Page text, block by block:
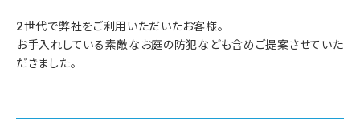
2世代で弊社をご利用いただいたお客様。
お手入れしている素敵なお庭の防犯なども含めご提案させていた
だきました。